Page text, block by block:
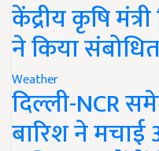
केंद्रीय कृषि
ने किया
Weather
दिल्ली-NCR
बारिश ने